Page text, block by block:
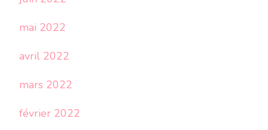
mai 2022
avril 2022
mars 2022
février 2022